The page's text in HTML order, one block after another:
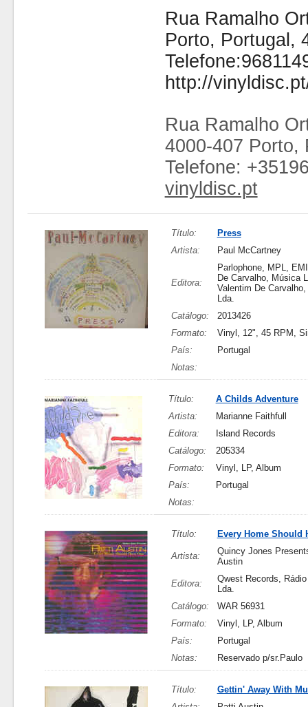
Rua Ramalho
Porto, Portugal,
http://
Rua Ramalho
4000-407 Porto,
Telefone:
vinyldisc.pt
Título:
Press
Artista:
Paul McCartney
Editora:
Parlophone, MPL,
De Carvalho, Música
Valentim De
Lda.
Catálogo:
2013426
Formato:
Vinyl, 12", 45 RPM,
País:
Portugal
Notas:
Título:
A Childs Adventure
Artista:
Marianne Faithfull
Editora:
Island Records
Catálogo:
205334
Formato:
Vinyl, LP, Album
País:
Portugal
Notas:
Título: Every Home Should
Artista:
Quincy Jones
Austin
Editora:
Qwest Records,
Lda.
Catálogo:
WAR 56931
Formato:
Vinyl, LP, Album
País:
Portugal
Notas:
Reservado p/sr.Paulo
Título:
Gettin' Away With